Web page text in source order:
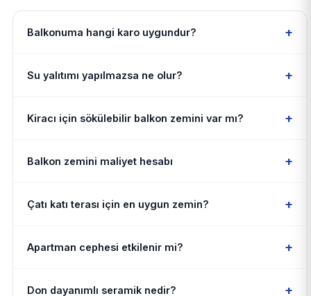
Balkonuma hangi karo uygundur? +
Su yalıtımı yapılmazsa ne olur? +
Kiracı için sökülebilir balkon zemini var mı? +
Balkon zemini maliyet hesabı +
Çatı katı terası için en uygun zemin? +
Apartman cephesi etkilenir mi? +
Don dayanımlı seramik nedir? +